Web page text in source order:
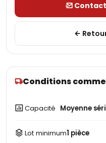
Conditions
Capacité Moyenne
Lot minimum1 pièce